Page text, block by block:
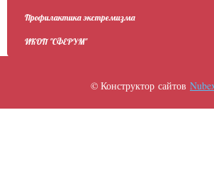
Профилактика экстремизма
ИКОП "СФЕРУМ"
© Конструктор сайтов